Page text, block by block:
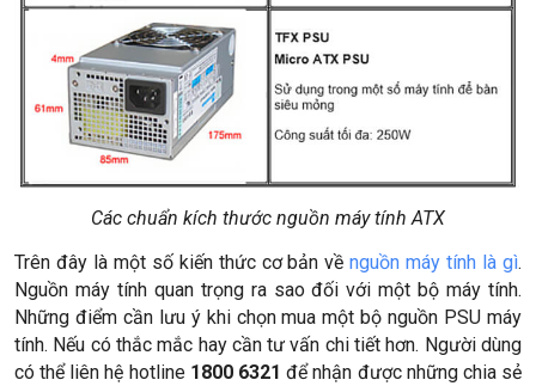
Các chuẩn kích thước nguồn máy tính ATX
Trên đây là một số kiến thức cơ bản vềnguồn máy tính là gì.
Nguồn máy tính quan trọng ra sao đối với một bộ máy tính.
Những điểm cần lưu ý khi chọn mua một bộ nguồn PSU máy
tính. Nếu có thắc mắc hay cần tư vấn chi tiết hơn. Người dùng
có thể liên hệ hotline 1800 6321 để nhận được những chia sẻ